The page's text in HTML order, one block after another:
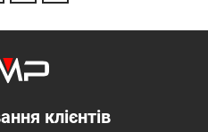
клієнтів